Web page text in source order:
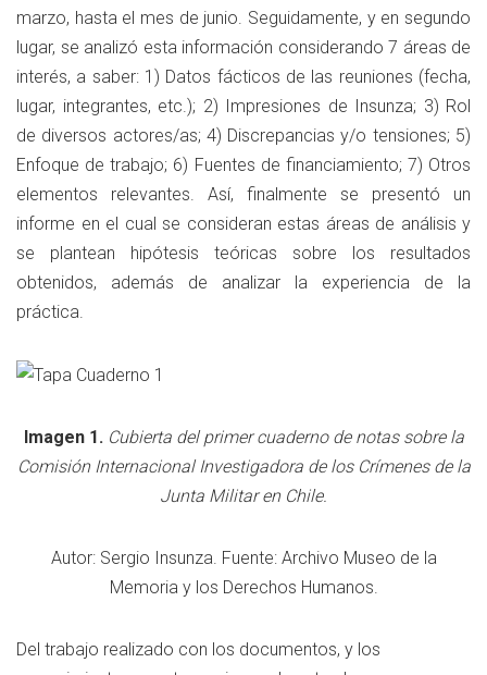
marzo, hasta el mes de junio. Seguidamente, y en segundo
lugar, se analizó esta información considerando 7 áreas de
interés, a saber: 1) Datos fácticos de las reuniones (fecha,
lugar, integrantes, etc.); 2) Impresiones de Insunza; 3) Rol
de diversos actores/as; 4) Discrepancias y/o tensiones; 5)
Enfoque de trabajo; 6) Fuentes de financiamiento; 7) Otros
elementos relevantes. Así, finalmente se presentó un
informe en el cual se consideran estas áreas de análisis y
se plantean hipótesis teóricas sobre los resultados
obtenidos, además de analizar la experiencia de la
práctica.
Imagen 1. Cubierta del primer cuaderno de notas sobre la
Comisión Internacional Investigadora de los Crímenes de la
Junta Militar en Chile.
Autor: Sergio Insunza. Fuente: Archivo Museo de la
Memoria y los Derechos Humanos.
Del trabajo realizado con los documentos, y los